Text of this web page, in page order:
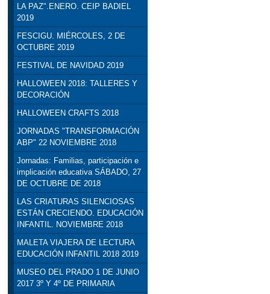
LA PAZ".ENERO. CEIP BADIEL
2019
FESCIGU. MIÉRCOLES, 2 DE
OCTUBRE 2019
FESTIVAL DE NAVIDAD 2019
HALLOWEEN 2018: TALLERES Y
DECORACIÓN
HALLOWEEN CRAFTS 2018
JORNADAS "TRANSFORMACIÓN
ABP" 22 NOVIEMBRE 2018
Jornadas: Familias, participación e
implicación educativa SÁBADO, 27
DE OCTUBRE DE 2018
LAS CRIATURAS SILENCIOSAS
ESTÁN CRECIENDO. EDUCACIÓN
INFANTIL. NOVIEMBRE 2018
MALETA VIAJERA DE LECTURA
EDUCACIÓN INFANTIL 2018 2019
MUSEO DEL PRADO 1 DE JUNIO
2017 3º Y 4º DE PRIMARIA